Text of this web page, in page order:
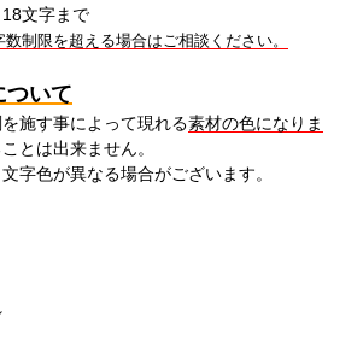
文字まで
数制限を超える場合はご相談ください。
ついて
施す事によって現れる素材の色になりま
とは出来ません。
字色が異なる場合がございます。